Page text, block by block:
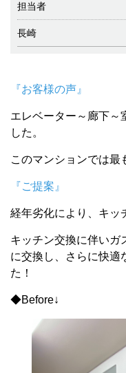
担当者
長崎
『お客様の声』
エレベーター～廊下～
した。
このマンションでは最
『ご提案』
経年劣化により、キッ
キッチン交換に伴いガ
に交換し、さらに快適
た！
◆Before↓